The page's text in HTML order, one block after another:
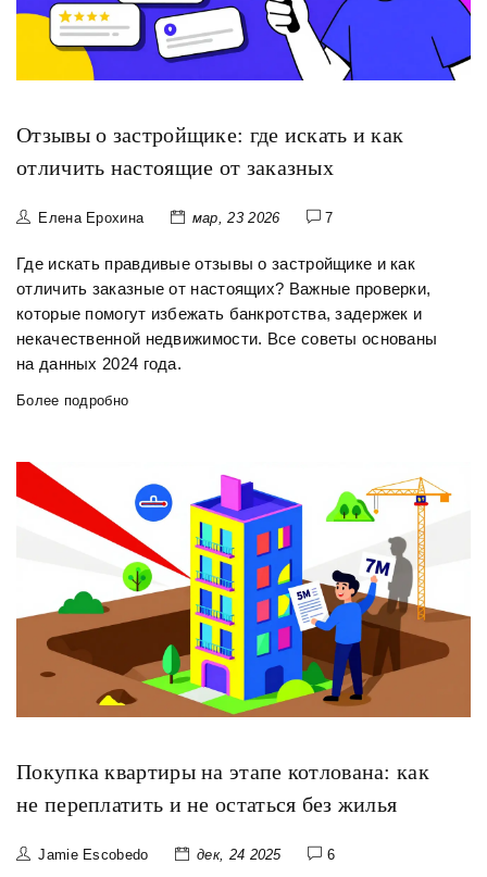
Отзывы о застройщике: где искать и как
отличить настоящие от заказных
Елена Ерохина мар, 23 2026 7
Где искать правдивые отзывы о застройщике и как
отличить заказные от настоящих? Важные проверки,
которые помогут избежать банкротства, задержек и
некачественной недвижимости. Все советы основаны
на данных 2024 года.
Более подробно
Покупка квартиры на этапе котлована: как
не переплатить и не остаться без жилья
Jamie Escobedo дек, 24 2025 6